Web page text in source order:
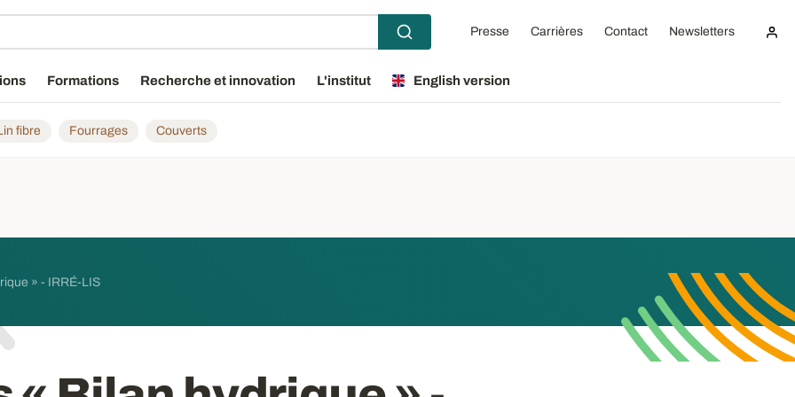
Presse Carrières Contact Newsletters
Formations Recherche et innovation L'institut English version
fibre Fourrages Couverts
» - IRRÉ-LIS